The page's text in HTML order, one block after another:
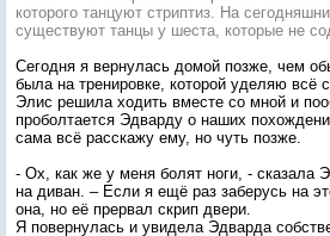
которого танцуют стриптиз. На
существуют танцы у шеста, которые не
Сегодня я вернулась домой позже, чем
была на тренировке, которой уделяю всё
Элис решила ходить вместе со мной и
проболтается Эдварду о наших
сама всё расскажу ему, но чуть позже.
- Ох, как же у меня болят ноги, - сказала
на диван. – Если я ещё раз заберусь на
она, но её прервал скрип двери.
Я повернулась и увидела Эдварда